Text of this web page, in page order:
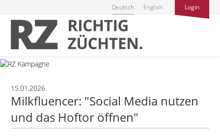
Deutsch English Login
15.01.2026
Milkfluencer: Social Media nutzen
und das Hoftor öffnen